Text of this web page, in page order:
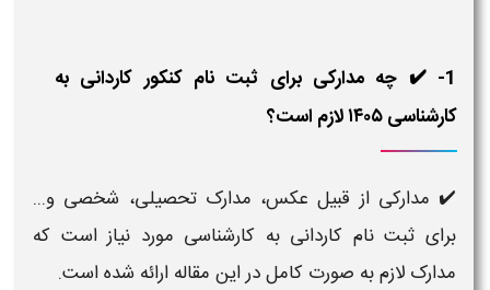
1- ✔️ چه مدارکی برای ثبت نام کنکور کاردانی به
کارشناسی ۱۴۰۵ لازم است؟
✔️ مدارکی از قبیل عکس، مدارک تحصیلی، شخصی و...
برای ثبت نام کاردانی به کارشناسی مورد نیاز است که
مدارک لازم به صورت کامل در این مقاله ارائه شده است.